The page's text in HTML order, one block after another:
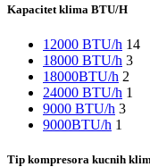
Kapacitet klima BTU/H
12000 BTU/h 14
18000 BTU/h 3
18000BTU/h 2
24000 BTU/h 1
9000 BTU/h 3
9000BTU/h 1
Tip kompresora kucnih